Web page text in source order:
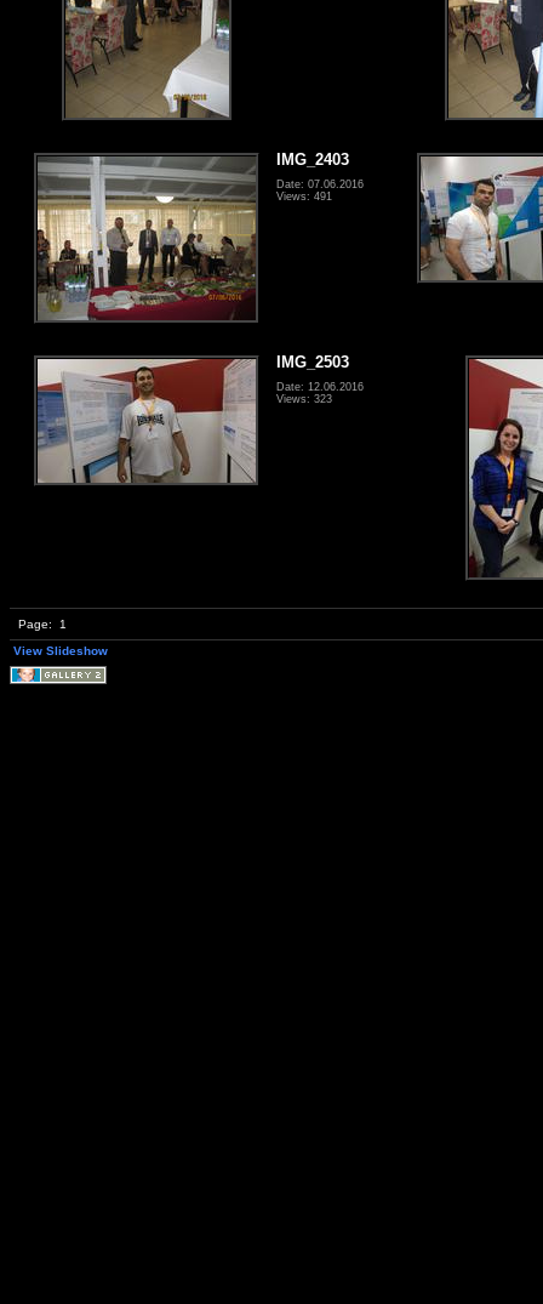
IMG_2403
Date: 07.06.2016
Views: 491
IMG_2503
Date: 12.06.2016
Views: 323
Page:
1
View Slideshow